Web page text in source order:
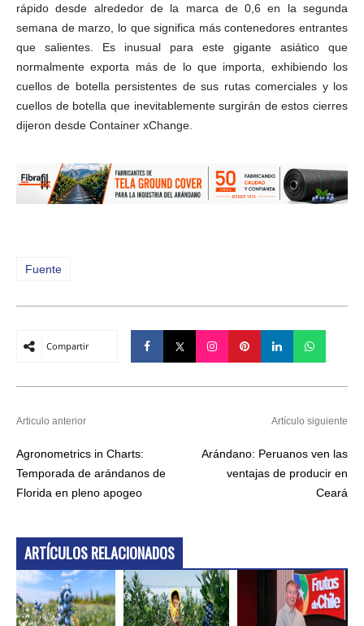
rápido desde alrededor de la marca de 0,6 en la segunda
semana de marzo, lo que significa más contenedores entrantes
que salientes. Es inusual para este gigante asiático que
normalmente exporta más de lo que importa, exhibiendo los
cuellos de botella persistentes de sus rutas comerciales y los
cuellos de botella que inevitablemente surgirán de estos cierres
dijeron desde Container xChange.
Fuente
Compartir
Articulo anterior
Agronometrics in Charts:
Temporada de arándanos de
Florida en pleno apogeo
Artículo siguiente
Arándano: Peruanos ven las
ventajas de producir en
Ceará
ARTÍCULOS RELACIONADOS